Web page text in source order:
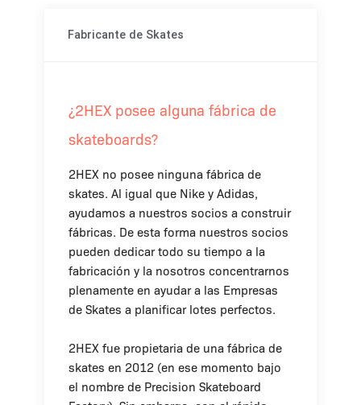
Fabricante de Skates
¿2HEX posee alguna fábrica de
skateboards?
2HEX no posee ninguna fábrica de
skates. Al igual que Nike y Adidas,
ayudamos a nuestros socios a construir
fábricas. De esta forma nuestros socios
pueden dedicar todo su tiempo a la
fabricación y la nosotros concentrarnos
plenamente en ayudar a las Empresas
de Skates a planificar lotes perfectos.
2HEX fue propietaria de una fábrica de
skates en 2012 (en ese momento bajo
el nombre de Precision Skateboard